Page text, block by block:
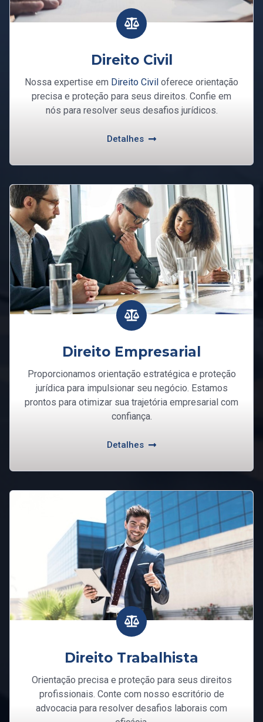
Direito Civil
Nossa expertise em Direito Civil oferece orientação
precisa e proteção para seus direitos. Confie em
nós para resolver seus desafios jurídicos.
Detalhes
Direito Empresarial
Proporcionamos orientação estratégica e proteção
jurídica para impulsionar seu negócio. Estamos
prontos para otimizar sua trajetória empresarial com
confiança.
Detalhes
Direito Trabalhista
Orientação precisa e proteção para seus direitos
profissionais. Conte com nosso escritório de
advocacia para resolver desafios laborais com